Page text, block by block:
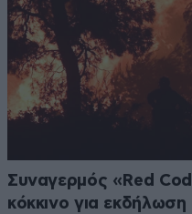
Συναγερμός «Red
κόκκινο για εκδήλωση